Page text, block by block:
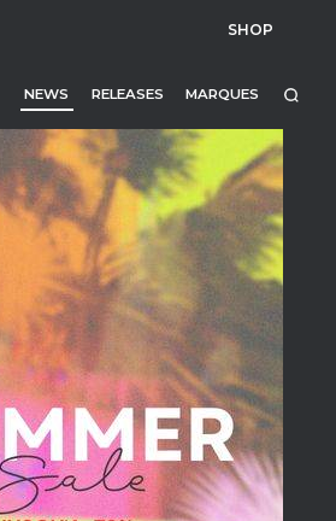
SHOP
NEWS RELEASES MARQUES